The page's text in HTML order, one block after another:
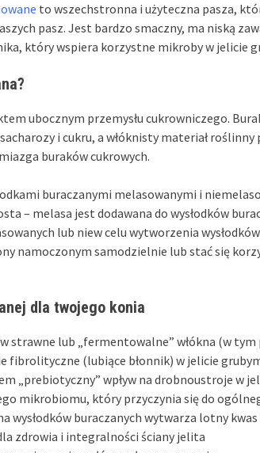
to wszechstronna i użyteczna pasza,
pasz. Jest bardzo smaczny, ma niską
który wspiera korzystne mikroby w jelicie
ubocznym przemysłu cukrowniczego.
i cukru, a włóknisty materiał roślinny
buraków cukrowych.
buraczanymi melasowanymi i
– melasa jest dodawana do wysłodków
lub niew celu wytworzenia
namoczonym samodzielnie lub stać się
dla twojego konia
strawne lub „fermentowalne” włókna (w
fibrolityczne (lubiące błonnik) w jelicie
„prebiotyczny” wpływ na drobnoustroje w
mikrobiomu, który przyczynia się do
buraczanych wytwarza lotny kwas
zdrowia i integralności ściany jelita